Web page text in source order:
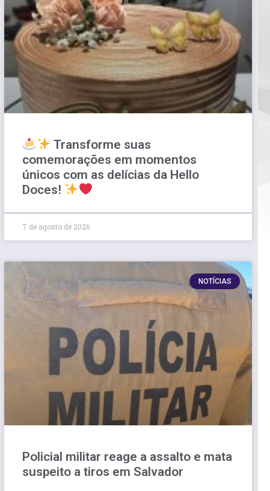
Transforme suas
comemorações em momentos
únicos com as delícias da Hello
Doces!
7 de agosto de 2026
NOTÍCIAS
Policial militar reage a assalto e mata
suspeito a tiros em Salvador